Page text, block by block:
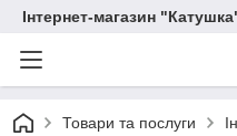
Інтернет-магазин
Товари та послуги